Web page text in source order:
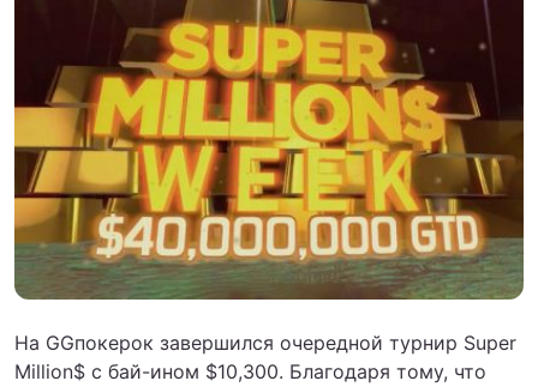
На GGпокерок завершился очередной турнир Super
Million$ с бай-ином $10,300. Благодаря тому, что